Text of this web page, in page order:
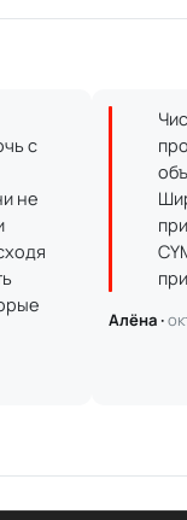
с
не
Алёна ·